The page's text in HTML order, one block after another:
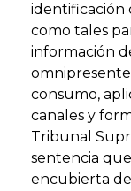
identificación
como tales
información
consumo,
canales y
Tribunal
sentencia
encubierta